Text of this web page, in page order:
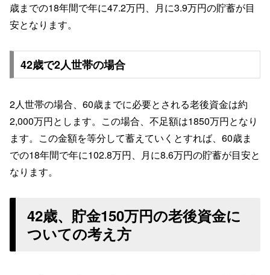
歳までの18年間で年に47.2万円、月に3.9万円の貯蓄が目
安となります。
42歳で2人世帯の場合
2人世帯の場合、60歳までに必要とされる老後資金は約
2,000万円とします。この場合、不足額は1850万円となり
ます。この金額を等分して蓄えていくとすれば、60歳ま
での18年間で年に102.8万円、月に8.6万円の貯蓄が目安と
なります。
42歳、貯金150万円の老後資金に
ついての考え方